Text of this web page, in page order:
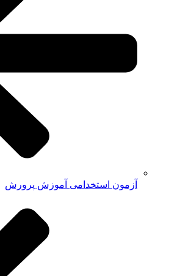
آزمون استخدامی آموزش پرورش